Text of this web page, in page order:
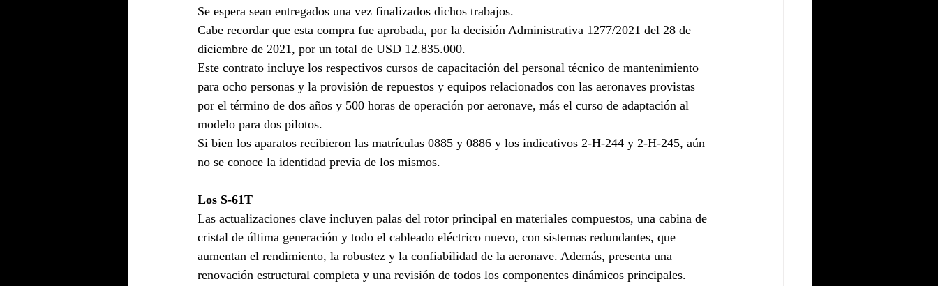
Se espera sean entregados una vez finalizados dichos trabajos.
Cabe recordar que esta compra fue aprobada, por la decisión Administrativa 1277/2021 del 28 de
diciembre de 2021, por un total de USD 12.835.000.
Este contrato incluye los respectivos cursos de capacitación del personal técnico de mantenimiento
para ocho personas y la provisión de repuestos y equipos relacionados con las aeronaves provistas
por el término de dos años y 500 horas de operación por aeronave, más el curso de adaptación al
modelo para dos pilotos.
Si bien los aparatos recibieron las matrículas 0885 y 0886 y los indicativos 2-H-244 y 2-H-245, aún
no se conoce la identidad previa de los mismos.
Los S-61T
Las actualizaciones clave incluyen palas del rotor principal en materiales compuestos, una cabina de
cristal de última generación y todo el cableado eléctrico nuevo, con sistemas redundantes, que
aumentan el rendimiento, la robustez y la confiabilidad de la aeronave. Además, presenta una
renovación estructural completa y una revisión de todos los componentes dinámicos principales.